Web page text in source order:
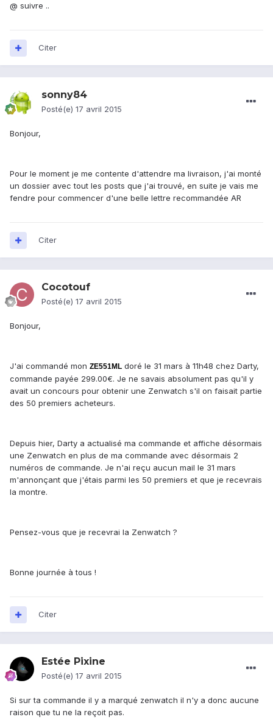
@ suivre ..
Citer
sonny84
Posté(e) 17 avril 2015
Bonjour,
Pour le moment je me contente d'attendre ma livraison, j'ai monté
un dossier avec tout les posts que j'ai trouvé, en suite je vais me
fendre pour commencer d'une belle lettre recommandée AR
Citer
Cocotouf
Posté(e) 17 avril 2015
Bonjour,
J'ai commandé mon ZE551ML doré le 31 mars à 11h48 chez Darty,
commande payée 299.00€. Je ne savais absolument pas qu'il y
avait un concours pour obtenir une Zenwatch s'il on faisait partie
des 50 premiers acheteurs.
Depuis hier, Darty a actualisé ma commande et affiche désormais
une Zenwatch en plus de ma commande avec désormais 2
numéros de commande. Je n'ai reçu aucun mail le 31 mars
m'annonçant que j'étais parmi les 50 premiers et que je recevrais
la montre.
Pensez-vous que je recevrai la Zenwatch ?
Bonne journée à tous !
Citer
Estée Pixine
Posté(e) 17 avril 2015
Si sur ta commande il y a marqué zenwatch il n'y a donc aucune
raison que tu ne la reçoit pas.